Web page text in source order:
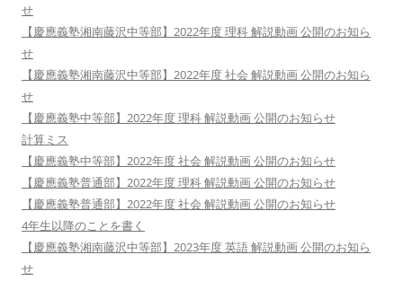
せ
【慶應義塾湘南藤沢中等部】2022年度 理科 解説動画 公開のお知ら
せ
【慶應義塾湘南藤沢中等部】2022年度 社会 解説動画 公開のお知ら
せ
【慶應義塾中等部】2022年度 理科 解説動画 公開のお知らせ
計算ミス
【慶應義塾中等部】2022年度 社会 解説動画 公開のお知らせ
【慶應義塾普通部】2022年度 理科 解説動画 公開のお知らせ
【慶應義塾普通部】2022年度 社会 解説動画 公開のお知らせ
4年生以降のことを書く
【慶應義塾湘南藤沢中等部】2023年度 英語 解説動画 公開のお知ら
せ